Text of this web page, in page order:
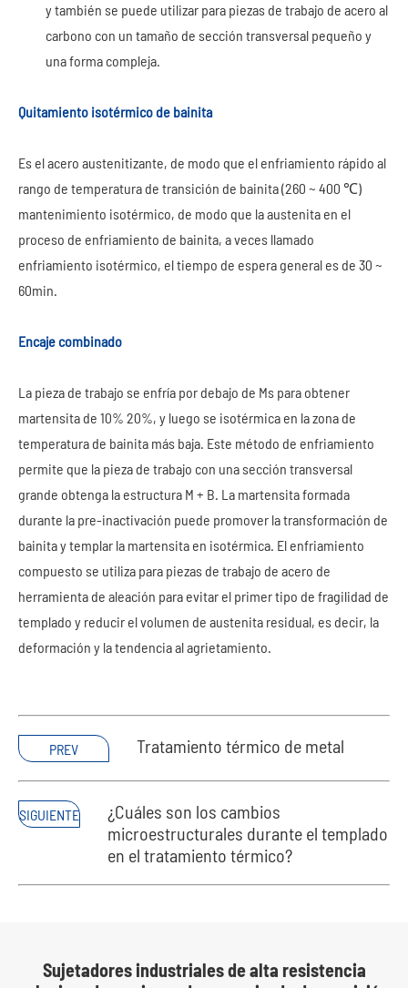
y también se puede utilizar para piezas de trabajo de acero al
carbono con un tamaño de sección transversal pequeño y
una forma compleja.
Quitamiento isotérmico de bainita
Es el acero austenitizante, de modo que el enfriamiento rápido al
rango de temperatura de transición de bainita (260 ~ 400 ℃)
mantenimiento isotérmico, de modo que la austenita en el
proceso de enfriamiento de bainita, a veces llamado
enfriamiento isotérmico, el tiempo de espera general es de 30 ~
60min.
Encaje combinado
La pieza de trabajo se enfría por debajo de Ms para obtener
martensita de 10% 20%, y luego se isotérmica en la zona de
temperatura de bainita más baja. Este método de enfriamiento
permite que la pieza de trabajo con una sección transversal
grande obtenga la estructura M + B. La martensita formada
durante la pre-inactivación puede promover la transformación de
bainita y templar la martensita en isotérmica. El enfriamiento
compuesto se utiliza para piezas de trabajo de acero de
herramienta de aleación para evitar el primer tipo de fragilidad de
templado y reducir el volumen de austenita residual, es decir, la
deformación y la tendencia al agrietamiento.
PREV Tratamiento térmico de metal
SIGUIENTE
¿Cuáles son los cambios
microestructurales durante el templado
en el tratamiento térmico?
Sujetadores industriales de alta resistencia